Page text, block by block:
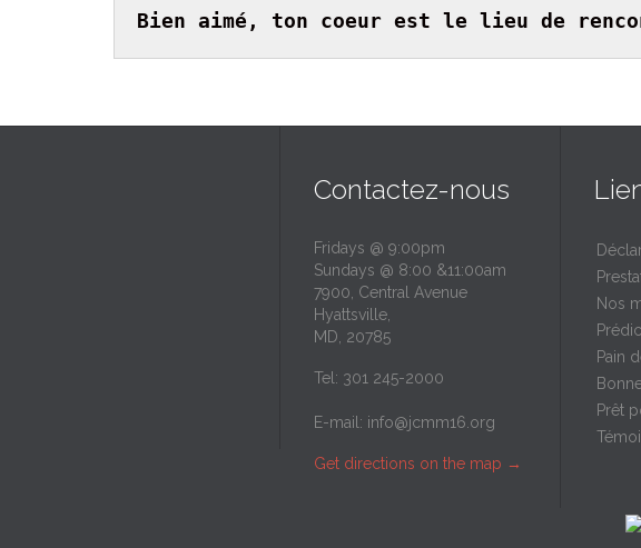
Bien aimé, ton coeur est le lieu de
Contactez-nous
Fridays @ 9:00pm
Sundays @ 8:00 &11:00am
7900, Central Avenue
Hyattsville,
MD, 20785
Tel: 301 245-2000
E-mail: info@jcmm16.org
Get directions on the map →
Nos
Pain
Prêt